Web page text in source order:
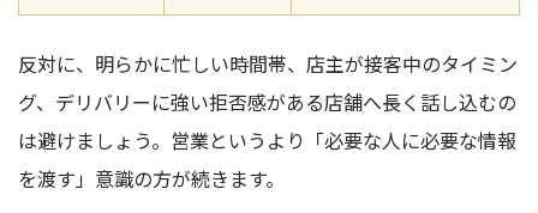
反対に、明らかに忙しい時間帯、店主が接客中のタイミン
グ、デリバリーに強い拒否感がある店舗へ長く話し込むの
は避けましょう。営業というより「必要な人に必要な情報
を渡す」意識の方が続きます。